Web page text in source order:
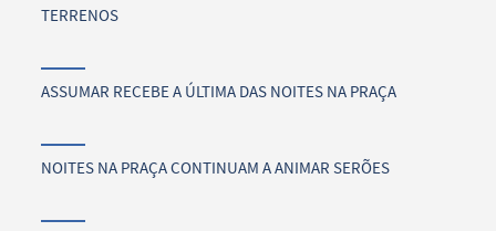
TERRENOS
ASSUMAR RECEBE A ÚLTIMA DAS NOITES NA PRAÇA
NOITES NA PRAÇA CONTINUAM A ANIMAR SERÕES